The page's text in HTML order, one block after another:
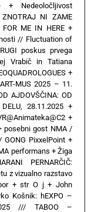
+ Nedeoločljivost
NI ZAME
ME IN HERE+
// Fluctuation of
poskus prvega
Vrabič in Tatiana
+
ART-MUS 2025 – 11.
AJDOVŠČINA: OD
28.11.2025+
+
posebni gost NMA /
GONG PixxelPoint +
performans +Žiga
PERNARČIČ:
z vizualno razstavo
+str O j+John
Košnik: hEXPO –
/// TABOO –